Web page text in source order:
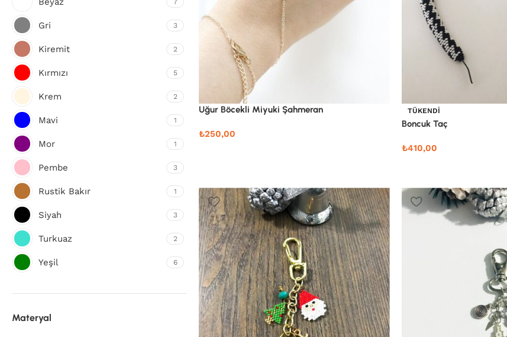
Gri 3
Kiremit 2
Kırmızı 5
Krem 2
Mavi 1
Mor 1
Pembe 3
Rustik Bakır 1
Siyah 3
Turkuaz 2
Yeşil 6
Materyal
Uğur Böcekli Miyuki Şahmeran
₺250,00
TÜKENDI
Boncuk Taç
₺410,00